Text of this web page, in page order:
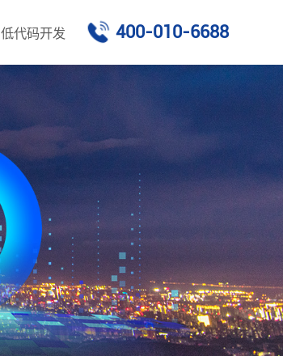
低代码开发 400-010-6688